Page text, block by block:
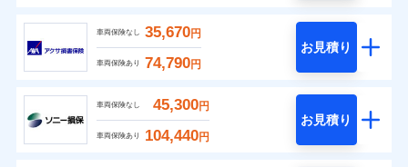
車両保険なし 35,670円
車両保険あり 74,790円
お見積り
車両保険なし 45,300円
車両保険あり 104,440円
お見積り